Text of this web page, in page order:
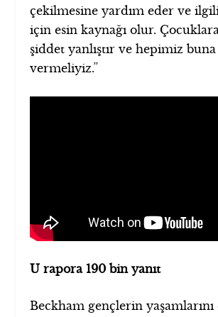
çekilmesine yardım eder ve
için esin kaynağı olur.
şiddet yanlıştır ve hepimiz
vermeliyiz.”
U rapora 190 bin yanıt
Beckham gençlerin